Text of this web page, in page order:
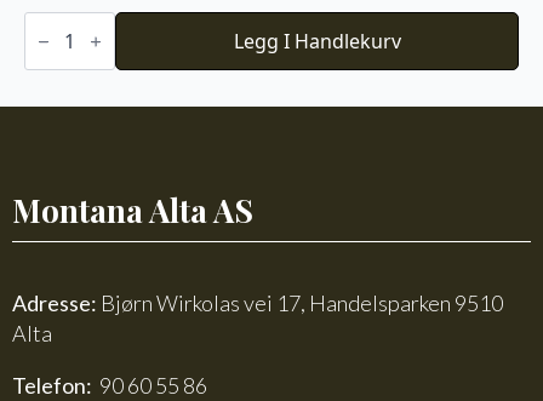
Trekopp
"Fiskekoppen" Legg I Handlekurv
Montana Alta AS
Adresse: Bjørn Wirkolas vei 17, Handelsparken 9510
Alta
Telefon: 90 60 55 86